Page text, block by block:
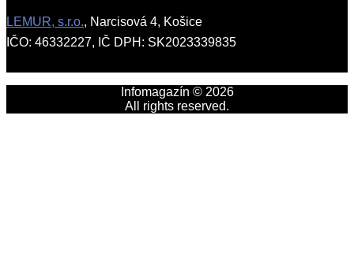
LEMUR, s.r.o., Narcisová 4, Košice
IČO: 46332227, IČ DPH: SK2023339835
Infomagazín © 2026
All rights reserved.